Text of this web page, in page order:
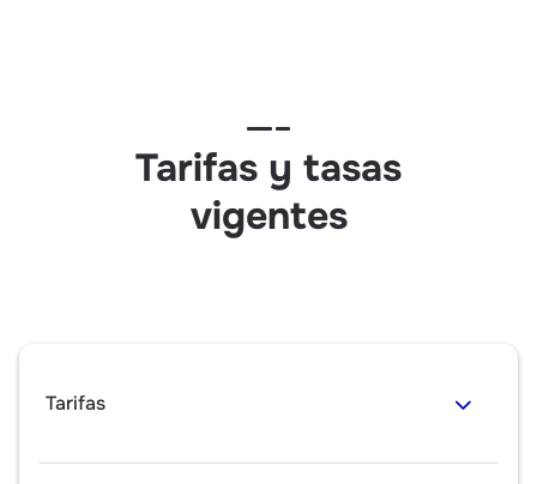
Tarifas y tasas
vigentes
Tarifas